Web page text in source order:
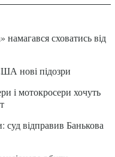
намагався сховатись від
нові підозри
і мотокросери хочуть
суд відправив Банькова